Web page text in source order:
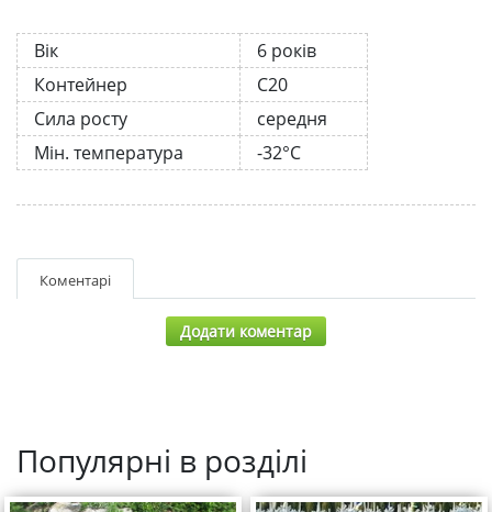
Вік
6 років
Контейнер
С20
Сила росту
середня
Мін. температура
-32°C
Коментарі
Додати коментар
Популярні в розділі